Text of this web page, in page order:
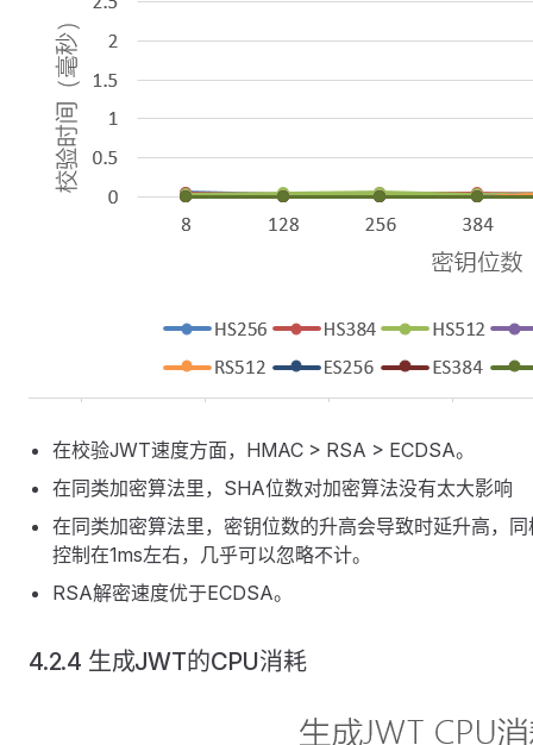
在校验JWT速度方面，HMAC > RSA > ECDSA。
在同类加密算法里，SHA位数对加密算法没有太大影响
在同类加密算法里，密钥位数的升高会导致时延升高，同
控制在1ms左右，几乎可以忽略不计。
RSA解密速度优于ECDSA。
4.2.4 生成JWT的CPU消耗